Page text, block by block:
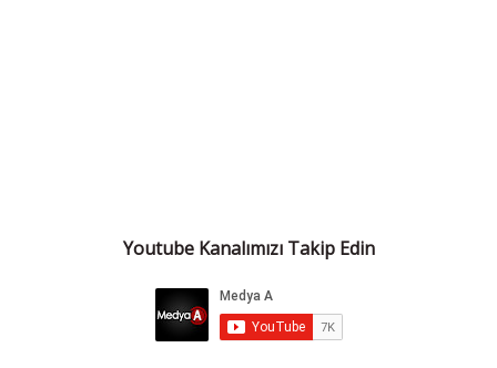
Youtube Kanalımızı Takip Edin